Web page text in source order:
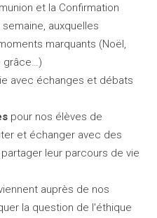
et la Confirmation
auxquelles
marquants (Noël,
grâce…)
avec échanges et débats
pour nos élèves de
et échanger avec des
leur parcours de vie
auprès de nos
la question de l'éthique